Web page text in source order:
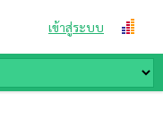
เข้าสู่ระบบ